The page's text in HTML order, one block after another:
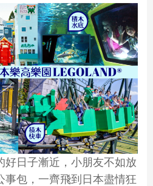
好日子漸近，小朋友不如放
事包，一齊飛到日本盡情狂